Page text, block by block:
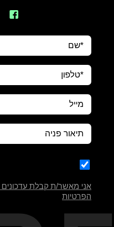
אני מאשר/ת קבלת עדכונים
הפרטיות